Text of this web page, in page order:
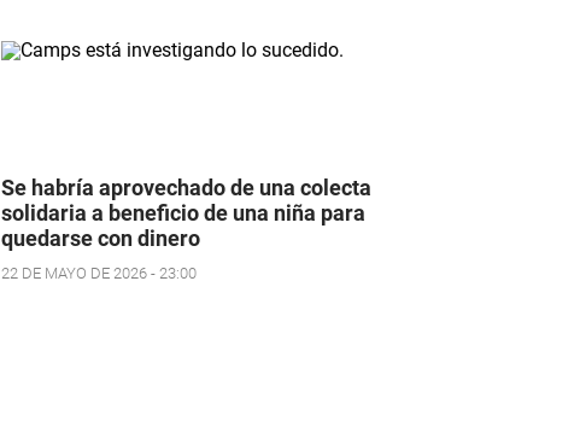
Se habría aprovechado de una colecta
solidaria a beneficio de una niña para
quedarse con dinero
22 DE MAYO DE 2026 - 23:00